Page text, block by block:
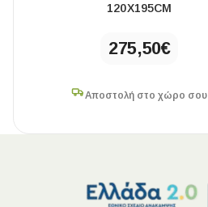
120Χ195CM
275,50€
Αποστολή στο χώρο σου